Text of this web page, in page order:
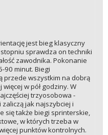
jest bieg klasyczny
sprawdza on techniki
zawodnika. Pokonanie
90 minut. Biegi
przede wszystkim na dobrą
w pół godziny. W
trzyosobowa -
jak najszybciej i
się także biegi sprinterskie,
w których trzeba w
punktów kontrolnych.